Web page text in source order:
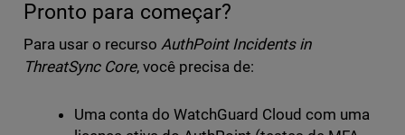
Pronto para começar?
Para usar o recurso AuthPoint Incidents in
ThreatSync Core, você precisa de:
Uma conta do WatchGuard Cloud com uma